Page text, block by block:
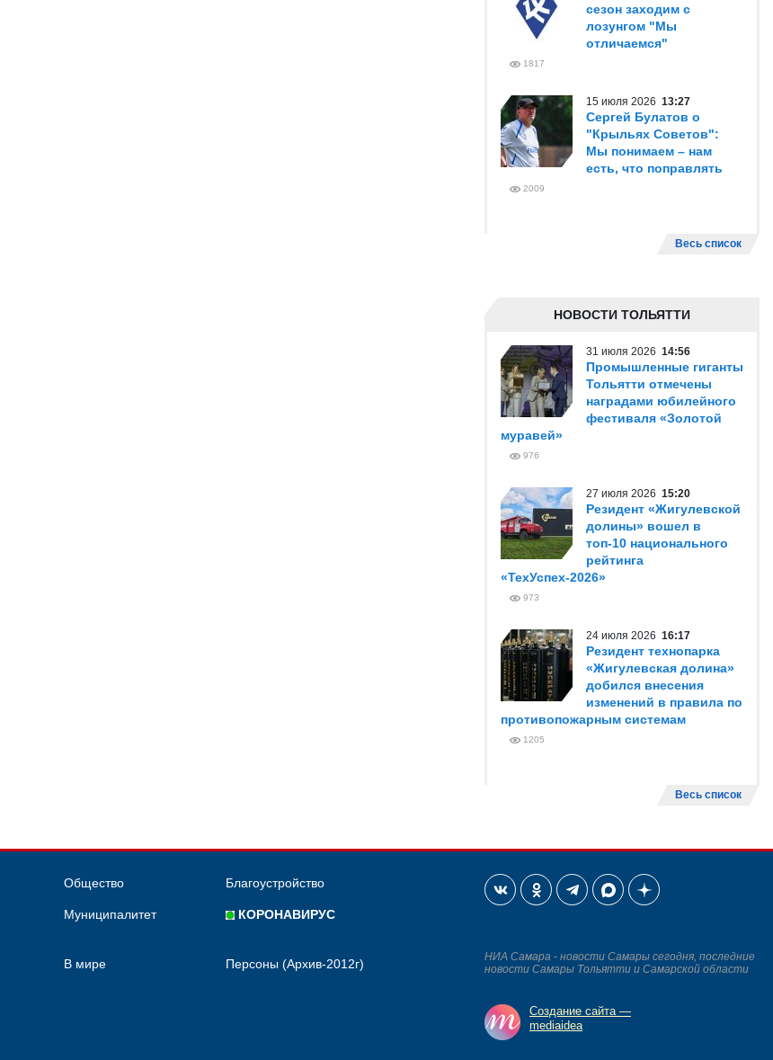
сезон заходим с
лозунгом "Мы
отличаемся"
1817
15 июля 2026 13:27
Сергей Булатов о
"Крыльях Советов":
Мы понимаем – нам
есть, что поправлять
2009
Весь список
НОВОСТИ ТОЛЬЯТТИ
31 июля 2026 14:56
Промышленные гиганты
Тольятти отмечены
наградами юбилейного
фестиваля «Золотой
муравей»
976
27 июля 2026 15:20
Резидент «Жигулевской
долины» вошел в
топ-10 национального
рейтинга
«ТехУспех-2026»
973
24 июля 2026 16:17
Резидент технопарка
«Жигулевская долина»
добился внесения
изменений в правила по
противопожарным системам
1205
Весь список
Общество Благоустройство
Муниципалитет КОРОНАВИРУС
В мире Персоны (Архив-2012г)
НИА Самара - новости Самары сегодня, последние
новости Самары Тольятти и Самарской области
Создание сайта —
mediaidea